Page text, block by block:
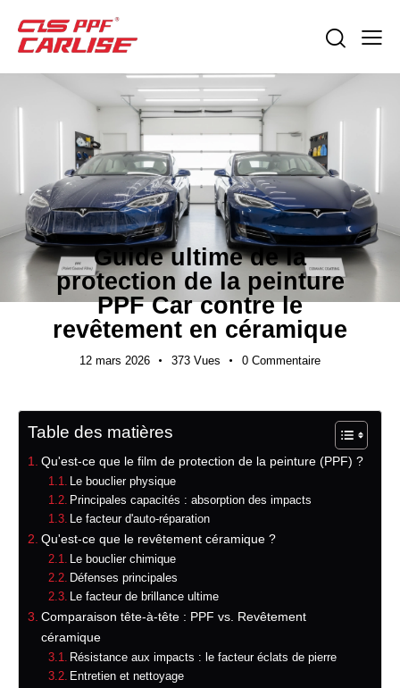
ACTUALITÉS DE L'INDUSTRIE
Guide ultime de la
protection de la peinture
PPF Car contre le
revêtement en céramique
12 mars 2026 373 Vues 0 Commentaire
Table des matières
Qu'est-ce que le film de protection de la peinture (PPF) ?
Le bouclier physique
Principales capacités : absorption des impacts
Le facteur d'auto-réparation
Qu'est-ce que le revêtement céramique ?
Le bouclier chimique
Défenses principales
Le facteur de brillance ultime
Comparaison tête-à-tête : PPF vs. Revêtement
céramique
Résistance aux impacts : le facteur éclats de pierre
Entretien et nettoyage